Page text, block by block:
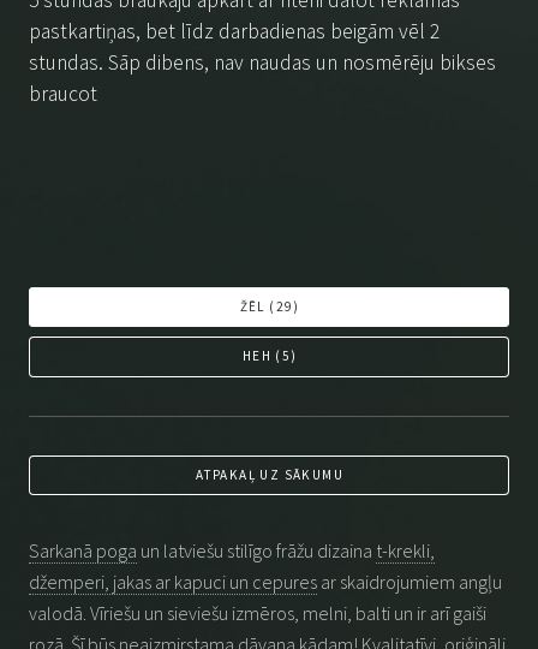
pastkartiņas, bet līdz darbadienas beigām vēl 2
stundas. Sāp dibens, nav naudas un nosmērēju bikses
braucot
ŽĒL ( 29 )
HEH ( 5 )
ATPAKAĻ UZ SĀKUMU
Sarkanā poga un latviešu stilīgo frāžu dizaina t-krekli,
džemperi, jakas ar kapuci un cepures ar skaidrojumiem angļu
valodā. Vīriešu un sieviešu izmēros, melni, balti un ir arī gaiši
rozā. Šī būs neaizmirstama dāvana kādam! Kvalitatīvi, oriģināli